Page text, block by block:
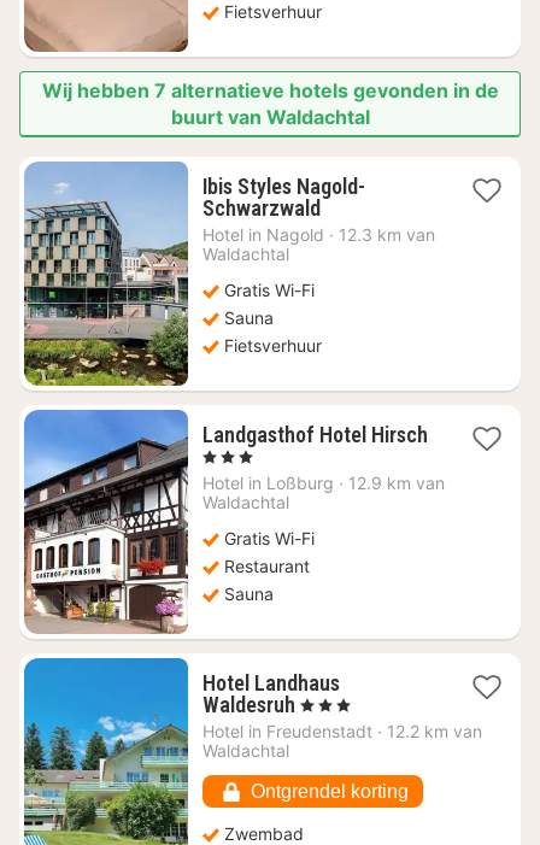
Fietsverhuur
Wij hebben 7 alternatieve hotels gevonden in de
buurt van Waldachtal
Ibis Styles Nagold-
Schwarzwald1
nacht
Hotel in Nagold · 12.3 km van
Waldachtal
Gratis Wi-Fi
Sauna
Fietsverhuur
Landgasthof Hotel Hirsch
1
nacht
vanaf
95,43
, 3 Sterren
Hotel in Loßburg · 12.9 km van
Waldachtal
Gratis Wi-Fi
Restaurant
Sauna
Hotel Landhaus
Waldesruh 1
nacht
115,43
, 3 Sterren
Hotel in Freudenstadt · 12.2 km van
Waldachtal
Ontgrendel korting
Zwembad